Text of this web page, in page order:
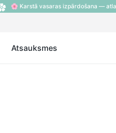
🌸 Karstā vasaras izpārdošana —
Atsauksmes